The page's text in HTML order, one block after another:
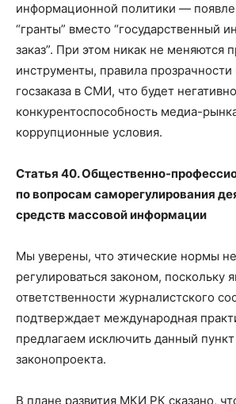
информационной политики —
“гранты” вместо “государственный
заказ”. При этом никак не меняются
инструменты, правила прозрачности
госзаказа в СМИ, что будет
конкурентоспособность медиа-
коррупционные условия.
Статья 40. Общественно-
по вопросам саморегулирования
средств массовой информации
Мы уверены, что этические нормы
регулироваться законом, поскольку
ответственности журналистского
подтверждает международная
предлагаем исключить данный пункт
законопроекта.
В плане развития МКИ РК сказано,